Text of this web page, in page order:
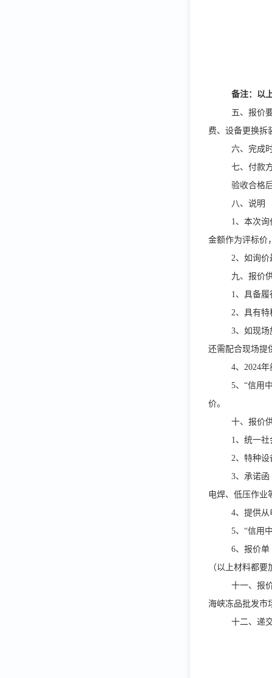
备注：以
五、报价
费、设备更换拆
六、完成
七、付款
验收合格
八、说明
1、本次
金额作为评标价
2、如询
九、报价
1、具备
2、具有
3、如现
还需配合现场提
4、2024
5、“信用
价。
十、报价
1、统一
2、特种
3、承诺
电焊、低压作业
4、提供从
5、“信用
6、报价单
（以上材料都
十一、报
海峡冻品批发市
十二、 递